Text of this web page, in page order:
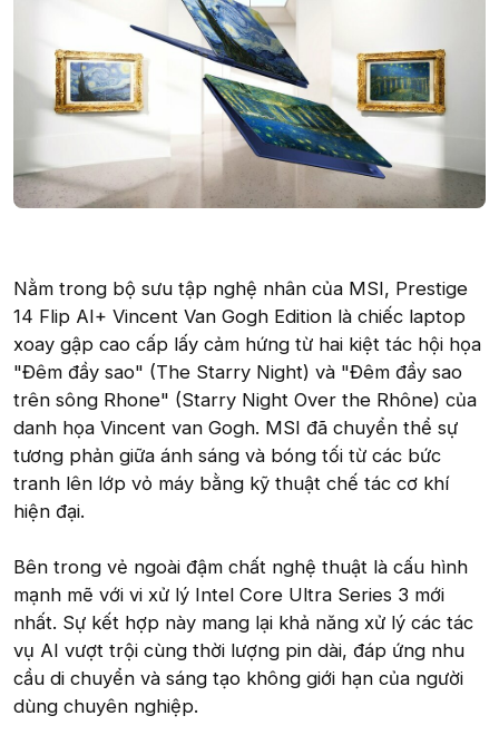
Nằm trong bộ sưu tập nghệ nhân của MSI, Prestige
14 Flip AI+ Vincent Van Gogh Edition là chiếc laptop
xoay gập cao cấp lấy cảm hứng từ hai kiệt tác hội họa
"Đêm đầy sao" (The Starry Night) và "Đêm đầy sao
trên sông Rhone" (Starry Night Over the Rhône) của
danh họa Vincent van Gogh. MSI đã chuyển thể sự
tương phản giữa ánh sáng và bóng tối từ các bức
tranh lên lớp vỏ máy bằng kỹ thuật chế tác cơ khí
hiện đại.
Bên trong vẻ ngoài đậm chất nghệ thuật là cấu hình
mạnh mẽ với vi xử lý Intel Core Ultra Series 3 mới
nhất. Sự kết hợp này mang lại khả năng xử lý các tác
vụ AI vượt trội cùng thời lượng pin dài, đáp ứng nhu
cầu di chuyển và sáng tạo không giới hạn của người
dùng chuyên nghiệp.